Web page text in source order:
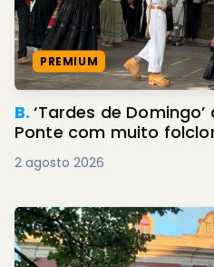
PREMIUM
B.‘Tardes de
Ponte com muito
2 agosto 2026